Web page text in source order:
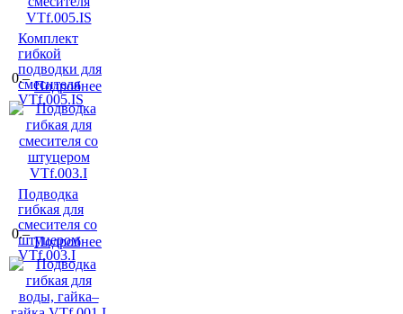
Комплект
гибкой
подводки для
смесителя
VTf.005.IS
0.–
Подробнее
Подводка
гибкая для
смесителя со
штуцером
VTf.003.I
0.–
Подробнее